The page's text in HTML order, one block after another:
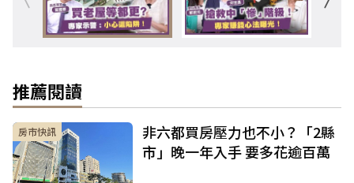
推薦閱讀
房市快訊
非六都買房壓力也不小？「2縣
市」晚一年入手 要多花逾百萬